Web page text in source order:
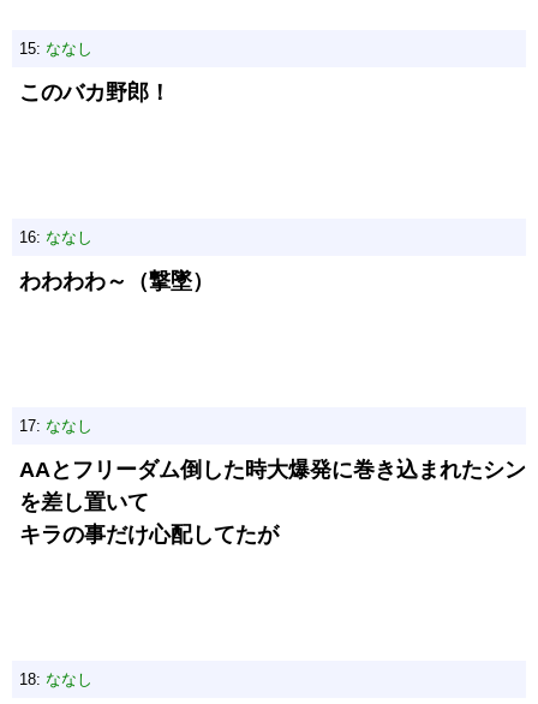
15: ななし
このバカ野郎！
16: ななし
わわわわ～（撃墜）
17: ななし
AAとフリーダム倒した時大爆発に巻き込まれたシン
を差し置いて
キラの事だけ心配してたが
18: ななし